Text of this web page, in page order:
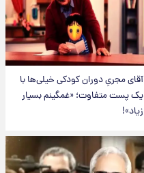
آقای مجریِ دوران کودکی خیلی‌ها با
یک پست متفاوت؛ «غمگینم بسیار
زیاد»!